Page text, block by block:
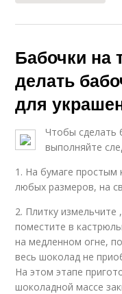
Бабочки на
делать
для
Чтобы сделать
выполняйте
1. На бумаге простым
любых размеров, на
2. Плитку измельчите
поместите в
на медленном огне,
весь шоколад не
На этом этапе
шоколадной массе